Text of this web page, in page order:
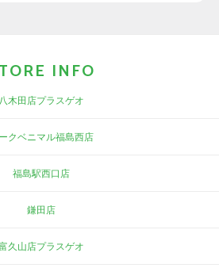
INFO
八木田店プラスゲオ
クベニマル福島西店
福島駅西口店
鎌田店
久山店プラスゲオ